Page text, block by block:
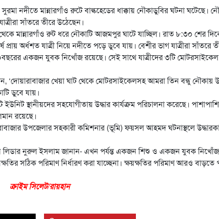
নদীতে মান্নারগাঁও রুটে বাল্কহেডের ধাক্কায় নৌকাডুবির ঘটনা ঘটেছে।
সাঁতরে তীরে উঠেছেন।
মান্নারগাঁও রুট ধরে নৌকাটি আজমপুর ঘাটে যাচ্ছিল। রাত ৮:৩০ শের
প্রায় অর্ধশত যাত্রী নিয়ে নদীতে পড়ে ডুবে যায়। বেশীর ভাগ যাত্রীরা সাঁতরে
একজন যুবক নিখোঁজ রয়েছে। সেই সাথে যাত্রীদের ৩টি
‘দোয়ারাবাজার খেয়া ঘাট থেকে মোটরসাইকেলসহ আমরা তিন বন্ধু নৌকায়
ডুবে যায়।
স্থানীয়দের সহযোগীতায় উদ্ধার কার্যক্রম পরিচালনা করেছে। পাশাপাশি
রয়েছে।
উপজেলার সহকারী কমিশনার (ভূমি) ফয়সল আহমদ ঘটনাস্থলে
লিডার নুরুল ইসলাম জানান- এখন পর্যন্ত একজন শিশু ও একজন যুবক নিখোঁজ
সঠিক পরিমাণ নির্ধারণ করা যাচ্ছেনা। ক্ষয়ক্ষতির পরিমাণ আরও বাড়তে
ক্রাইম সিলেট/রায়হান